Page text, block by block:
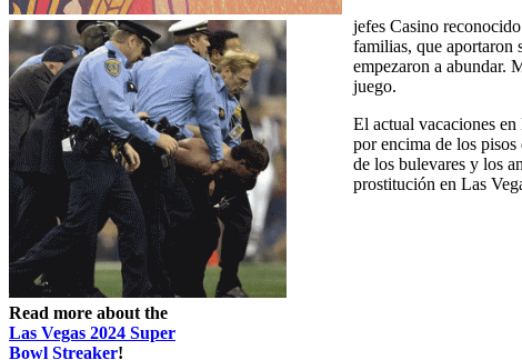
Read more about the
Las Vegas 2024 Super
Bowl Streaker!
jefes Casino
familias, que aportaron
empezaron a abundar.
juego.
El actual vacaciones
por encima de los
de los bulevares y los
prostitución en Las